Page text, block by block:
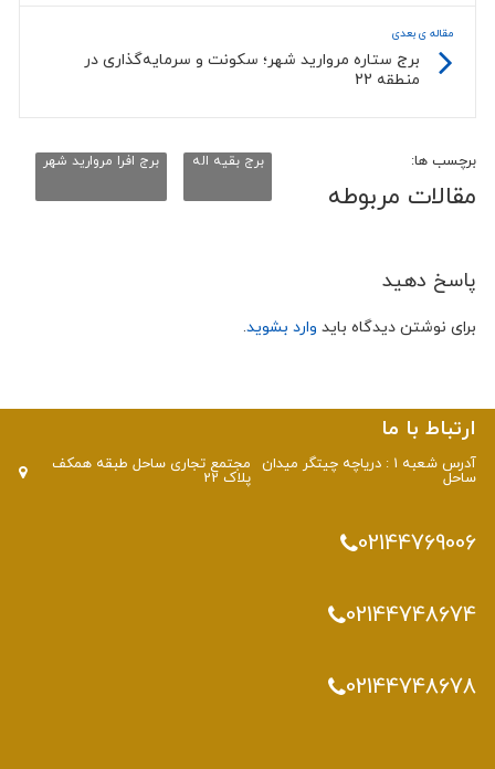
مقاله ی بعدی
برج ستاره مروارید شهر؛ سکونت و سرمایه‌گذاری در
منطقه 22
برچسب ها: برج افرا مروارید شهر برج بقیه اله
مقالات مربوطه
پاسخ دهید
برای نوشتن دیدگاه بایدوارد بشوید.
ارتباط با ما
آدرس شعبه 1 : دریاچه چیتگر میدان
ساحل
مجتمع تجاری ساحل طبقه همکف
پلاک 22
02144769006
02144748674
02144748678